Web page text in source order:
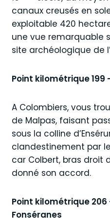
canaux creusés en
exploitable 420
une vue remarquable
site archéologique de
Point kilométrique 199
A Colombiers, vous
de Malpas, faisant
sous la colline
clandestinement par
car Colbert, bras droit
donné son accord.
Point kilométrique 206
Fonséranes